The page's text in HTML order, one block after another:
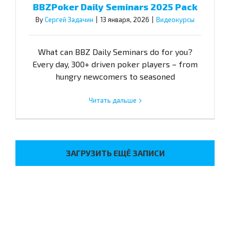
BBZPoker Daily Seminars 2025 Pack
ByСергей Задачин 13 января, 2026 Видеокурсы
What can BBZ Daily Seminars do for you?
Every day, 300+ driven poker players – from
hungry newcomers to seasoned
Читать дальше
ЗАГРУЗИТЬ ЕЩЁ ЗАПИСИ